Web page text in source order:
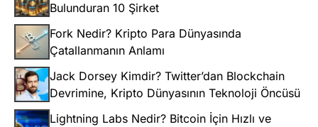
Bulunduran 10 Şirket
Fork Nedir? Kripto Para Dünyasında
Çatallanmanın Anlamı
Jack Dorsey Kimdir? Twitter’dan Blockchain
Devrimine, Kripto Dünyasının Teknoloji Öncüsü
Lightning Labs Nedir? Bitcoin İçin Hızlı ve